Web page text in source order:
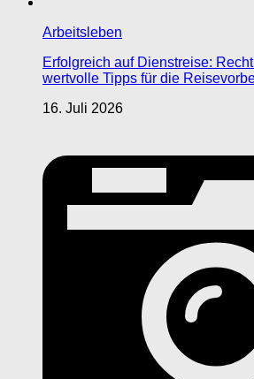
Arbeitsleben
Erfolgreich auf Dienstreise:
wertvolle Tipps für die
16. Juli 2026